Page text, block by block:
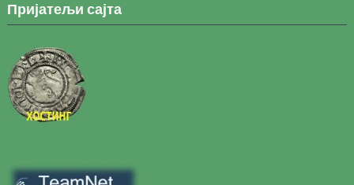
Пријатељи сајта